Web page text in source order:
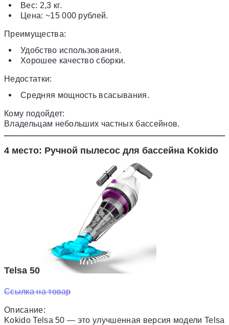
Вес: 2,3 кг.
Цена: ~15 000 рублей.
Преимущества:
Удобство использования.
Хорошее качество сборки.
Недостатки:
Средняя мощность всасывания.
Кому подойдет:
Владельцам небольших частных бассейнов.
4 место: Ручной пылесос для бассейна Kokido
Telsa 50
Ссылка на товар
Описание:
Kokido Telsa 50 — это улучшенная версия модели Telsa